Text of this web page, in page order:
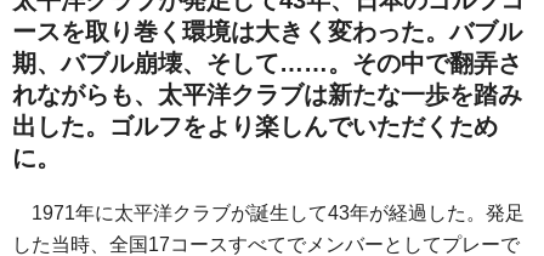
ースを取り巻く環境は大きく変わった。バブル
期、バブル崩壊、そして……。その中で翻弄さ
れながらも、太平洋クラブは新たな一歩を踏み
出した。ゴルフをより楽しんでいただくため
に。
1971年に太平洋クラブが誕生して43年が経過した。発足
した当時、全国17コースすべてでメンバーとしてプレーで